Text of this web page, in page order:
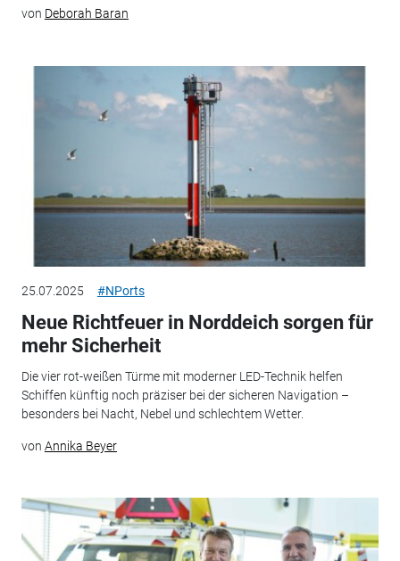
von Deborah Baran
25.07.2025 #NPorts
Neue Richtfeuer in Norddeich sorgen für
mehr Sicherheit
Die vier rot-weißen Türme mit moderner LED-Technik helfen
Schiffen künftig noch präziser bei der sicheren Navigation –
besonders bei Nacht, Nebel und schlechtem Wetter.
von Annika Beyer